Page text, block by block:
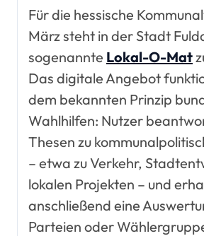
Für die hessische
März steht in der Stadt
sogenannte Lokal-O-Mat
Das digitale Angebot
dem bekannten Prinzip
Wahlhilfen: Nutzer
Thesen zu
– etwa zu Verkehr,
lokalen Projekten – und
anschließend eine
Parteien oder